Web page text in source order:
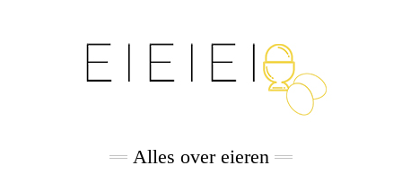
Alles over eieren